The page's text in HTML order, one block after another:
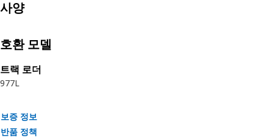
사양
호환 모델
트랙 로더
977L
보증 정보
반품 정책